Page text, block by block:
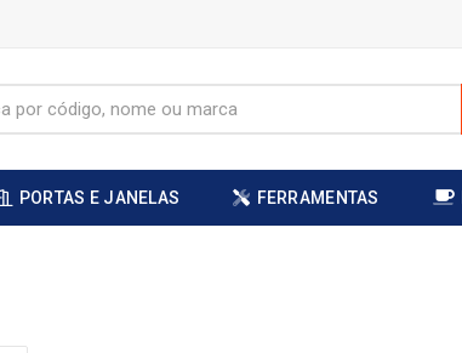
PORTAS E JANELAS FERRAMENTAS